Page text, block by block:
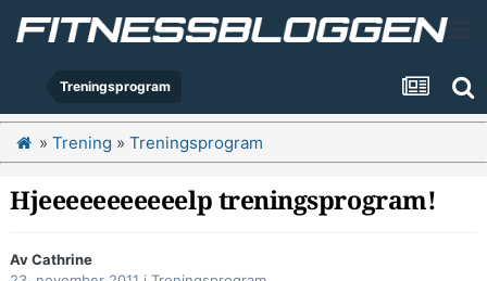
Treningsprogram
» Trening » Treningsprogram
Hjeeeeeeeeeeelp treningsprogram!
AvCathrine